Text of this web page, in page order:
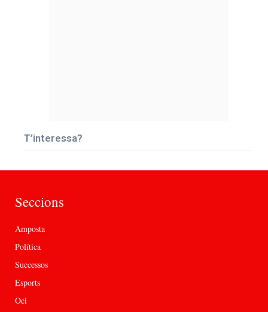
T’interessa?
Seccions
Amposta
Política
Successos
Esports
Oci